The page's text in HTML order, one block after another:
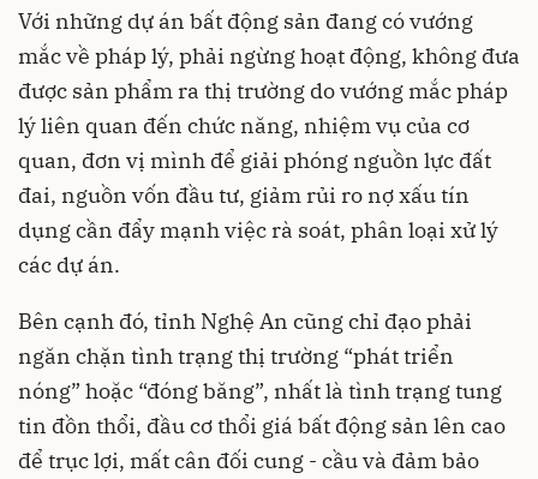
Với những dự án bất động sản đang có vướng
mắc về pháp lý, phải ngừng hoạt động, không đưa
được sản phẩm ra thị trường do vướng mắc pháp
lý liên quan đến chức năng, nhiệm vụ của cơ
quan, đơn vị mình để giải phóng nguồn lực đất
đai, nguồn vốn đầu tư, giảm rủi ro nợ xấu tín
dụng cần đẩy mạnh việc rà soát, phân loại xử lý
các dự án.
Bên cạnh đó, tỉnh Nghệ An cũng chỉ đạo phải
ngăn chặn tình trạng thị trường “phát triển
nóng” hoặc “đóng băng”, nhất là tình trạng tung
tin đồn thổi, đầu cơ thổi giá bất động sản lên cao
để trục lợi, mất cân đối cung - cầu và đảm bảo